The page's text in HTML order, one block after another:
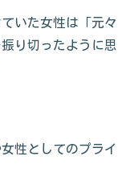
いた女性は「元々
り切ったように思
性としてのプライ